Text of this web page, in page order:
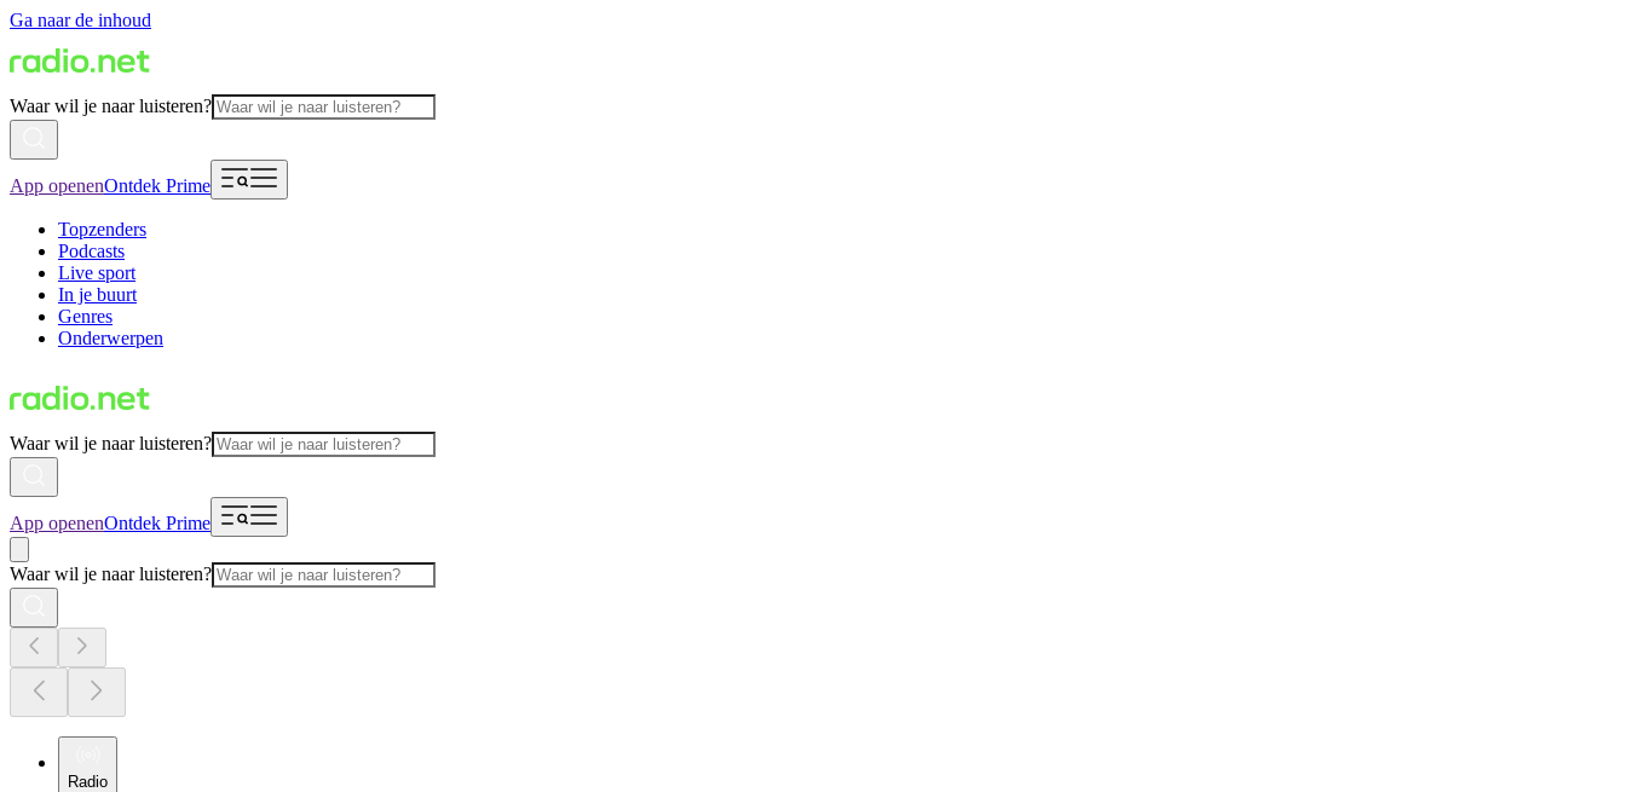
Ga naar de inhoud
Waar wil je naar luisteren?
App openenOntdek Prime
Topzenders
Podcasts
Live sport
In je buurt
Genres
Onderwerpen
Waar wil je naar luisteren?
App openenOntdek Prime
Waar wil je naar luisteren?
Radio